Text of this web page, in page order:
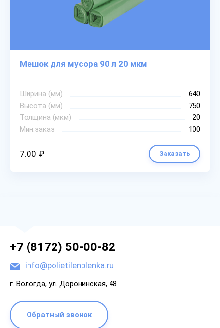
Мешок для мусора 90 л 20 мкм
Ширина (мм)
640
Высота (мм)
750
Толщина (мкм)
20
Мин.заказ
100
7.00 ₽ Заказать
+7 (8172) 50-00-82
info@polietilenplenka.ru
г. Вологда, ул. Доронинская, 48
Обратный звонок